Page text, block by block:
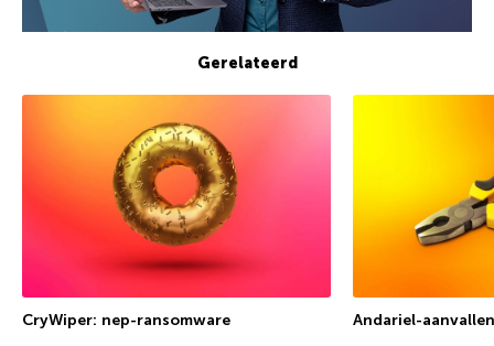
Gerelateerd
CryWiper: nep-ransomware Andariel-